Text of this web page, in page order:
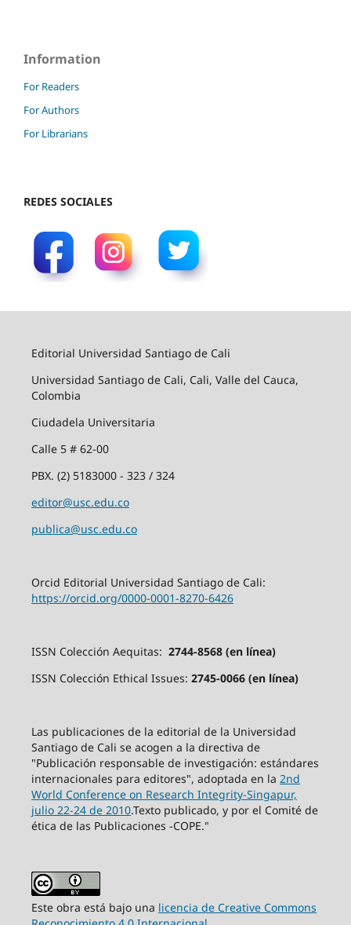
Information
For Readers
For Authors
For Librarians
REDES SOCIALES
Editorial Universidad Santiago de Cali
Universidad Santiago de Cali, Cali, Valle del Cauca,
Colombia
Ciudadela Universitaria
Calle 5 # 62-00
PBX. (2) 5183000 - 323 / 324
editor@usc.edu.co
publica@usc.edu.co
Orcid Editorial Universidad Santiago de Cali:
https://orcid.org/0000-0001-8270-6426
ISSN Colección Aequitas: 2744-8568 (en línea)
ISSN Colección Ethical Issues: 2745-0066 (en línea)
Las publicaciones de la editorial de la Universidad
Santiago de Cali se acogen a la directiva de
"Publicación responsable de investigación: estándares
internacionales para editores", adoptada en la 2nd
World Conference on Research Integrity-Singapur,
julio 22-24 de 2010.Texto publicado, y por el Comité de
ética de las Publicaciones -COPE."
Este obra está bajo una licencia de Creative Commons